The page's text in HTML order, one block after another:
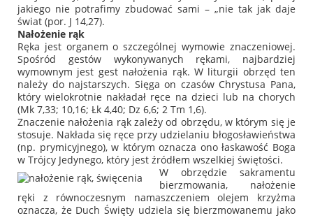
jakiego nie potrafimy zbudować sami – „nie tak jak daje
świat (por. J 14,27).
Nałożenie rąk
Ręka jest organem o szczególnej wymowie znaczeniowej.
Spośród gestów wykonywanych rękami, najbardziej
wymownym jest gest nałożenia rąk. W liturgii obrzęd ten
należy do najstarszych. Sięga on czasów Chrystusa Pana,
który wielokrotnie nakładał ręce na dzieci lub na chorych
(Mk 7,33; 10,16; Łk 4,40; Dz 6,6; 2 Tm 1,6).
Znaczenie nałożenia rąk zależy od obrzędu, w którym się je
stosuje. Nakłada się ręce przy udzielaniu błogosławieństwa
(np. prymicyjnego), w którym oznacza ono łaskawość Boga
w Trójcy Jedynego, który jest źródłem wszelkiej świętości.
W obrzędzie sakramentu
bierzmowania, nałożenie
ręki z równoczesnym namaszczeniem olejem krzyżma
oznacza, że Duch Święty udziela się bierzmowanemu jako